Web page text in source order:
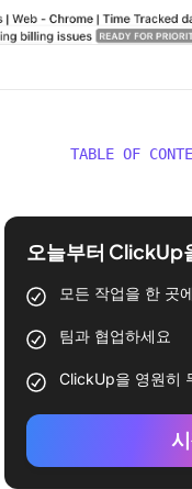
TABLE OF
오늘부터 ClickUp
모든 작업을 한 곳
팀과 협업하세요
ClickUp을 영원히